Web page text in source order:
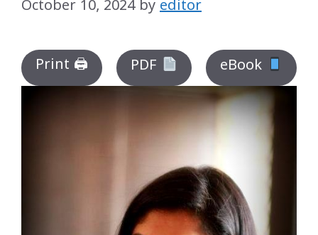
October 10, 2024 by editor
Print 🖨 PDF eBook